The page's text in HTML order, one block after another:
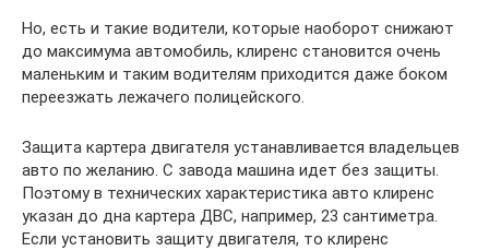
Но, есть и такие водители, которые наоборот снижают
до максимума автомобиль, клиренс становится очень
маленьким и таким водителям приходится даже боком
переезжать лежачего полицейского.
Защита картера двигателя устанавливается владельцев
авто по желанию. С завода машина идет без защиты.
Поэтому в технических характеристика авто клиренс
указан до дна картера ДВС, например, 23 сантиметра.
Если установить защиту двигателя, то клиренс